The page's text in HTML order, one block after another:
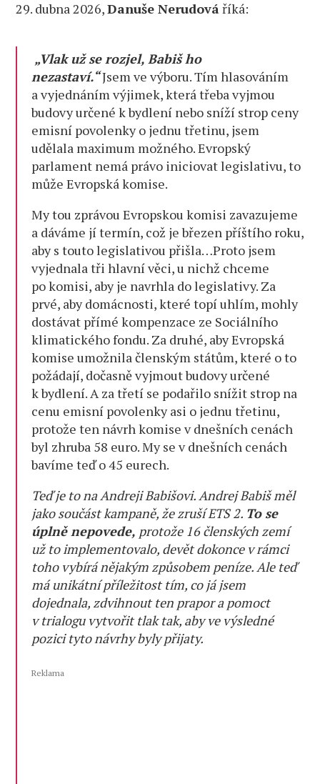
29. dubna 2026,Danuše Nerudová říká:
„Vlak už se rozjel, Babiš ho
nezastaví.“Jsem ve výboru. Tím hlasováním
a vyjednáním výjimek, která třeba vyjmou
budovy určené k bydlení nebo sníží strop ceny
emisní povolenky o jednu třetinu, jsem
udělala maximum možného. Evropský
parlament nemá právo iniciovat legislativu, to
může Evropská komise.
My tou zprávou Evropskou komisi zavazujeme
a dáváme jí termín, což je březen příštího roku,
aby s touto legislativou přišla…Proto jsem
vyjednala tři hlavní věci, u nichž chceme
po komisi, aby je navrhla do legislativy. Za
prvé, aby domácnosti, které topí uhlím, mohly
dostávat přímé kompenzace ze Sociálního
klimatického fondu. Za druhé, aby Evropská
komise umožnila členským státům, které o to
požádají, dočasně vyjmout budovy určené
k bydlení. A za třetí se podařilo snížit strop na
cenu emisní povolenky asi o jednu třetinu,
protože ten návrh komise v dnešních cenách
byl zhruba 58 euro. My se v dnešních cenách
bavíme teď o 45 eurech.
Teď je to na Andreji Babišovi. Andrej Babiš měl
jako součást kampaně, že zruší ETS 2. To se
úplně nepovede, protože 16 členských zemí
už to implementovalo, devět dokonce v rámci
toho vybírá nějakým způsobem peníze. Ale teď
má unikátní příležitost tím, co já jsem
dojednala, zdvihnout ten prapor a pomoct
v trialogu vytvořit tlak tak, aby ve výsledné
pozici tyto návrhy byly přijaty.
Reklama